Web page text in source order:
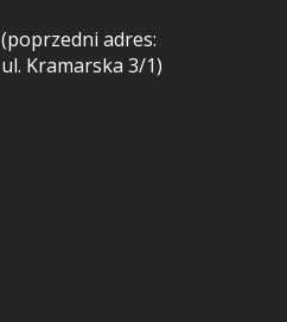
(poprzedni adres:
ul. Kramarska 3/1)